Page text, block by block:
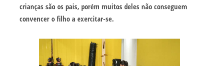
crianças são os pais, porém muitos deles não conseguem
convencer o filho a exercitar-se.